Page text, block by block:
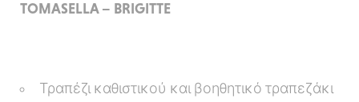
TOMASELLA – BRIGITTE
Τραπέζι καθιστικού και βοηθητικό τραπεζάκι